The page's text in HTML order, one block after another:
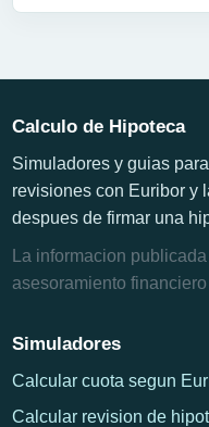
Calculo de Hipoteca
Simuladores y guias
revisiones con Euribor y
despues de firmar una
La informacion
asesoramiento
Simuladores
Calcular cuota segun
Calcular revision de